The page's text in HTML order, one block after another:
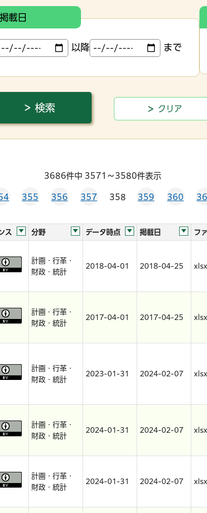
掲載日
以降 まで
3686件中 3571～3580件表示
355 356 357 358 359 360
ス 分野 データ時点 掲載日 フ
計画・行革・
財政・統計
2018-04-01 2018-04-25 xlsx
計画・行革・
財政・統計
2017-04-01 2017-04-25 xlsx
計画・行革・
財政・統計
2023-01-31 2024-02-07 xlsx
計画・行革・
財政・統計
2024-01-31 2024-02-07 xlsx
計画・行革・
財政・統計
2024-01-31 2024-02-07 xlsx